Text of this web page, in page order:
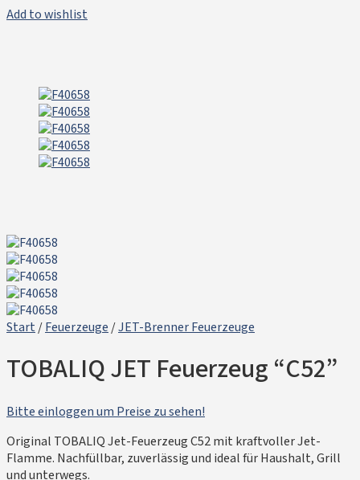
Add to wishlist
Start/Feuerzeuge /JET-Brenner Feuerzeuge
TOBALIQ JET Feuerzeug “C52”
Bitte einloggen um Preise zu sehen!
Original TOBALIQ Jet-Feuerzeug C52 mit kraftvoller Jet-
Flamme. Nachfüllbar, zuverlässig und ideal für Haushalt, Grill
und unterwegs.